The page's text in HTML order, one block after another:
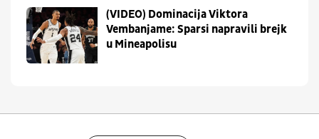
(VIDEO) Dominacija Viktora
Vembanjame: Sparsi napravili brejk
u Mineapolisu